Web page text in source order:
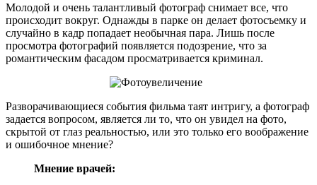
Молодой и очень талантливый фотограф снимает все, что
происходит вокруг. Однажды в парке он делает фотосъемку и
случайно в кадр попадает необычная пара. Лишь после
просмотра фотографий появляется подозрение, что за
романтическим фасадом просматривается криминал.
Разворачивающиеся события фильма таят интригу, а фотограф
задается вопросом, является ли то, что он увидел на фото,
скрытой от глаз реальностью, или это только его воображение
и ошибочное мнение?
Мнение врачей: